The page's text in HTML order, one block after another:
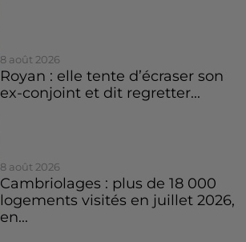
8 août 2026
Royan : elle tente d’écraser son
ex-conjoint et dit regretter...
8 août 2026
Cambriolages : plus de 18 000
logements visités en juillet 2026,
en...